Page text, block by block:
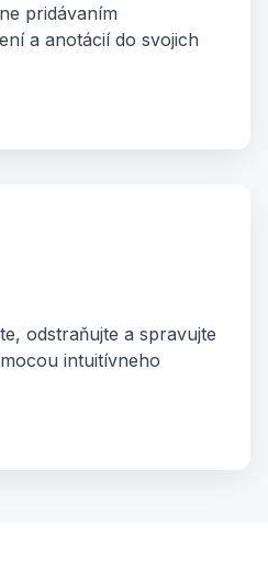
pridávaním
a anotácií do svojich
odstraňujte a spravujte
intuitívneho